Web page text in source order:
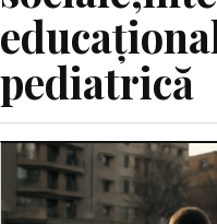
pediatrică